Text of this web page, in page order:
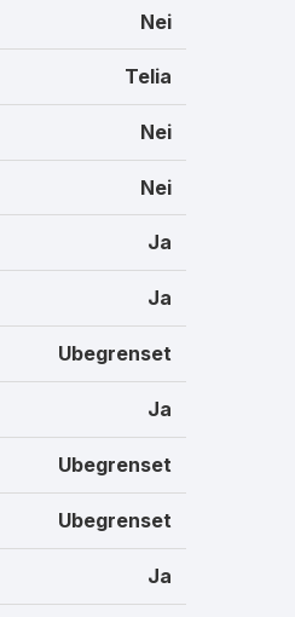
Nei
Telia
Nei
Nei
Ja
Ja
Ubegrenset
Ja
Ubegrenset
Ubegrenset
Ja